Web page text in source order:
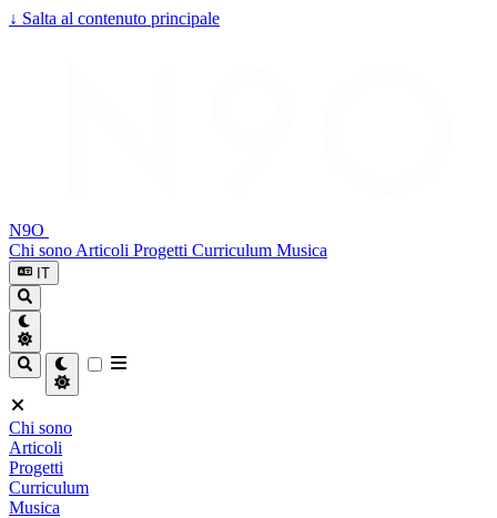
↓ Salta al contenuto principale
N9O
Chi sono Articoli Progetti Curriculum Musica
IT
Chi sono
Articoli
Progetti
Curriculum
Musica